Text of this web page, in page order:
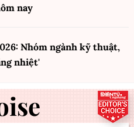
nay
Nhóm ngành kỹ thuật,
nhiệt'